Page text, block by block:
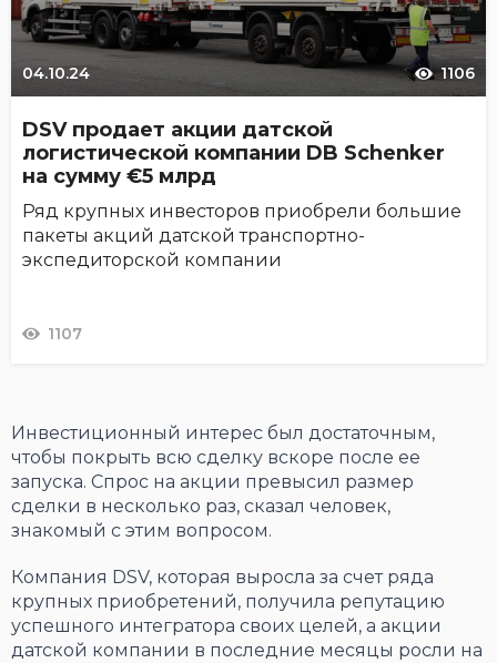
04.10.24 1106
DSV продает акции датской
логистической компании DB Schenker
на сумму €5 млрд
Ряд крупных инвесторов приобрели большие
пакеты акций датской транспортно-
экспедиторской компании
1107
Инвестиционный интерес был достаточным,
чтобы покрыть всю сделку вскоре после ее
запуска. Спрос на акции превысил размер
сделки в несколько раз, сказал человек,
знакомый с этим вопросом.
Компания DSV, которая выросла за счет ряда
крупных приобретений, получила репутацию
успешного интегратора своих целей, а акции
датской компании в последние месяцы росли на